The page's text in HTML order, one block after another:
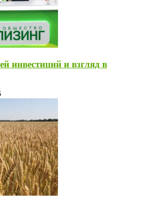
инвестиций и взгляд в